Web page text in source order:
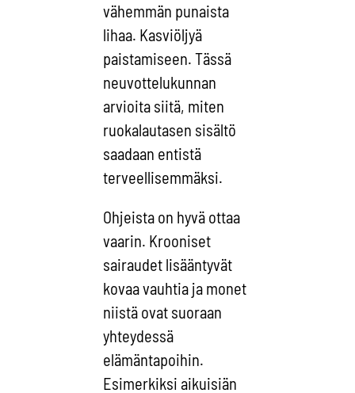
vähemmän punaista
lihaa. Kasviöljyä
paistamiseen. Tässä
neuvottelukunnan
arvioita siitä, miten
ruokalautasen sisältö
saadaan entistä
terveellisemmäksi.
Ohjeista on hyvä ottaa
vaarin. Krooniset
sairaudet lisääntyvät
kovaa vauhtia ja monet
niistä ovat suoraan
yhteydessä
elämäntapoihin.
Esimerkiksi aikuisiän